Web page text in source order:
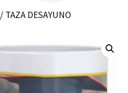
/ TAZA DESAYUNO